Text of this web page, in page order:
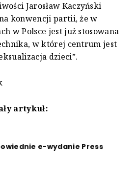
Jarosław Kaczyński
konwencji partii, że w
w Polsce jest już stosowana
w której centrum jest
dzieci”.
artykuł:
e-wydanie Press